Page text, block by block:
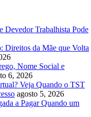
Devedor Trabalhista Pode
Direitos da Mãe que Volta
Nome Social e
6, 2026
Veja Quando o TST
agosto 5, 2026
a Pagar Quando um